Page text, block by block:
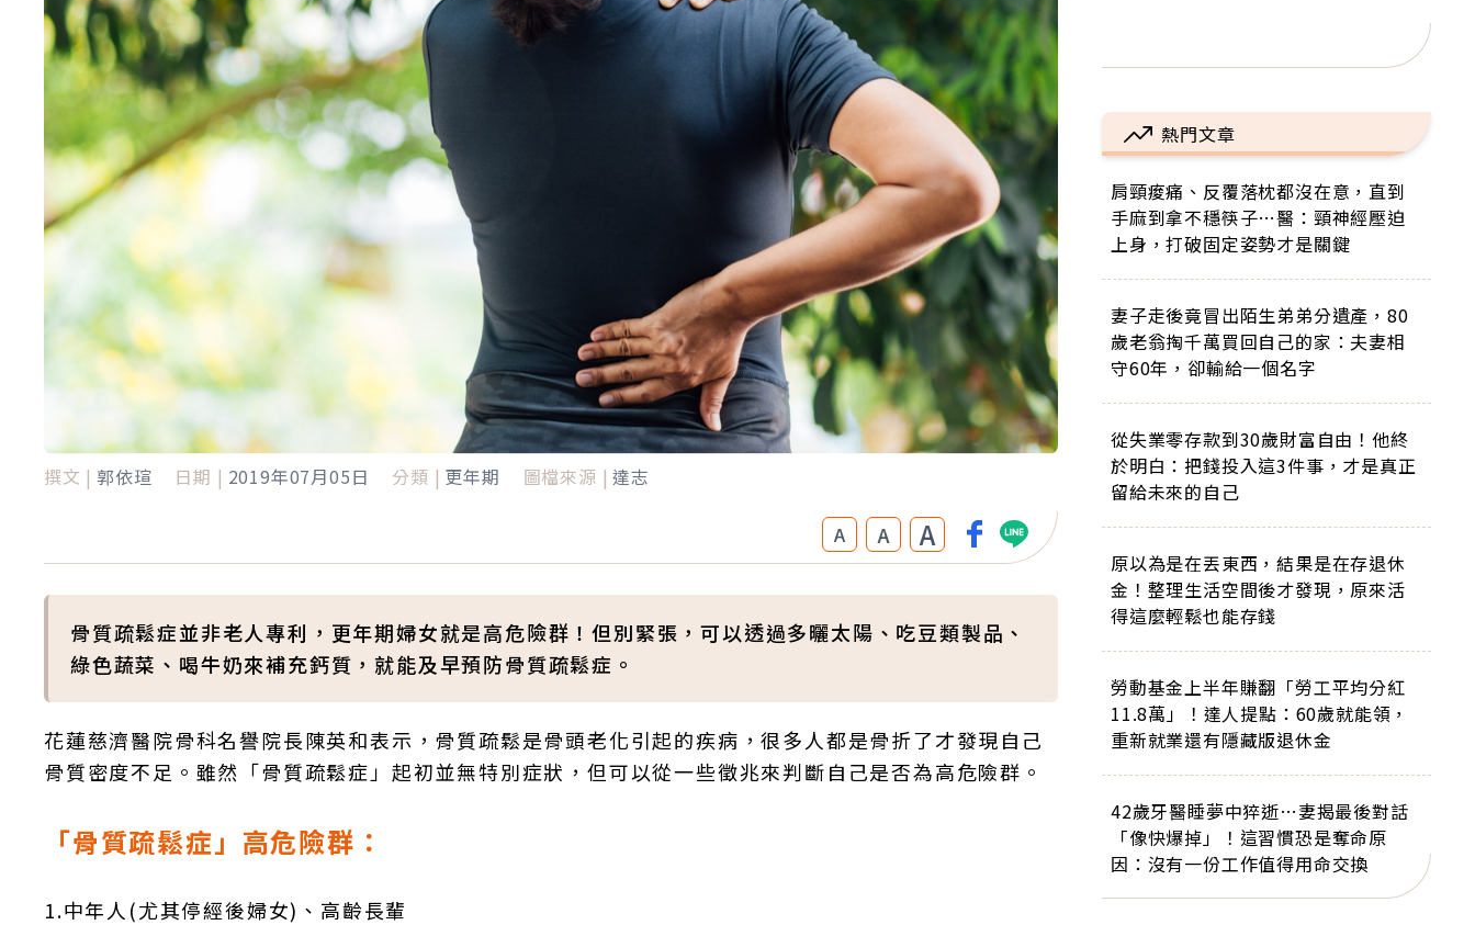
撰文 | 郭依瑄 日期 | 2019年07月05日 分類 | 更年期 圖檔來源 | 達志
A A A
骨質疏鬆症並非老人專利，更年期婦女就是高危險群！但別緊張，可以透過多曬太陽、吃豆類製品、
綠色蔬菜、喝牛奶來補充鈣質，就能及早預防骨質疏鬆症。
花蓮慈濟醫院骨科名譽院長陳英和表示，骨質疏鬆是骨頭老化引起的疾病，很多人都是骨折了才發現自己
骨質密度不足。雖然「骨質疏鬆症」起初並無特別症狀，但可以從一些徵兆來判斷自己是否為高危險群。
「骨質疏鬆症」高危險群：
1.中年人(尤其停經後婦女)、高齡長輩
熱門文章
肩頸痠痛、反覆落枕都沒在意，直到
手麻到拿不穩筷子…醫：頸神經壓迫
上身，打破固定姿勢才是關鍵
妻子走後竟冒出陌生弟弟分遺產，80
歲老翁掏千萬買回自己的家：夫妻相
守60年，卻輸給一個名字
從失業零存款到30歲財富自由！他終
於明白：把錢投入這3件事，才是真正
留給未來的自己
原以為是在丟東西，結果是在存退休
金！整理生活空間後才發現，原來活
得這麼輕鬆也能存錢
勞動基金上半年賺翻「勞工平均分紅
11.8萬」！達人提點：60歲就能領，
重新就業還有隱藏版退休金
42歲牙醫睡夢中猝逝…妻揭最後對話
「像快爆掉」！這習慣恐是奪命原
因：沒有一份工作值得用命交換